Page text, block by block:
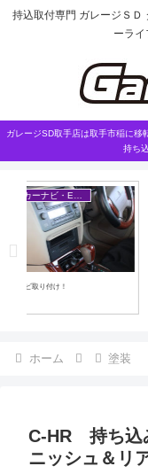
持込取付専門 ガレージＳＤ
ーライ
ガレージSD取手店は取手市稲に
持ち
ドラレコ取付
持ち込みでドラレコ取付をしたい
ホーム 塗装
C-HR 持ち込
ニッシュ＆リ